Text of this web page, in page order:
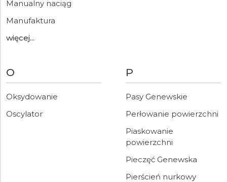
Manualny naciąg
Manufaktura
więcej...
O
Oksydowanie
Oscylator
P
Pasy Genewskie
Perłowanie powierzchni
Piaskowanie
powierzchni
Pieczęć Genewska
Pierścień nurkowy